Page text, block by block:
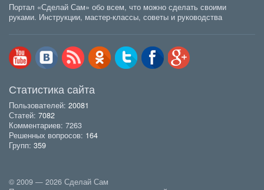
Портал «Сделай Сам» обо всем, что можно сделать своими
руками. Инструкции, мастер-классы, советы и руководства
Статистика сайта
Пользователей: 20081
Статей: 7082
Комментариев: 7263
Решенных вопросов: 164
Групп: 359
© 2009 — 2026 Сделай Сам